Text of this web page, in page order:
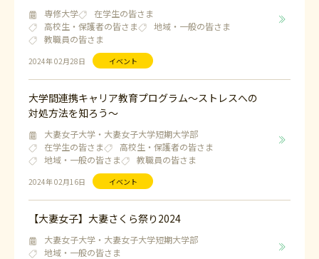
2024年 02月28日 イベント
専修大学
在学生の皆さま
高校生・保護者の皆さま
地域・一般の皆さま
教職員の皆さま
2024年 02月16日 イベント
大学間連携キャリア教育プログラム～ストレスへの
対処方法を知ろう～
大妻女子大学・大妻女子大学短期大学部
在学生の皆さま
高校生・保護者の皆さま
地域・一般の皆さま
教職員の皆さま
【大妻女子】大妻さくら祭り2024
大妻女子大学・大妻女子大学短期大学部
地域・一般の皆さま